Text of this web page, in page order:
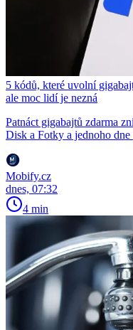
5 kódů, které uvolní
ale moc lidí je nezná
Patnáct gigabajtů zdarma
Disk a Fotky a jednoho
Mobify.cz
dnes, 07:32
4 min